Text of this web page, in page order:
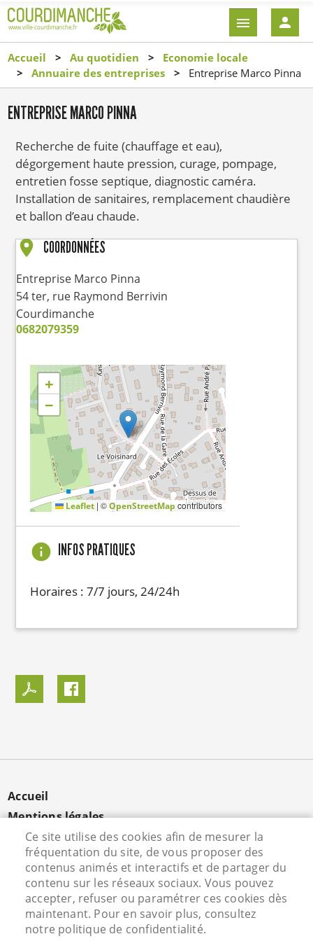
contenu
principal
EN-
TÊTE
Accueil Au quotidien
Economie locale
Annuaire des entreprises
Entreprise Marco Pinna
ENTREPRISE MARCO PINNA
Recherche de fuite (chauffage et eau),
dégorgement haute pression, curage, pompage,
entretien fosse septique, diagnostic caméra.
Installation de sanitaires, remplacement chaudière
et ballon d’eau chaude.
COORDONNÉES
Entreprise Marco Pinna
54 ter, rue Raymond Berrivin
Courdimanche
0682079359
+
−
Leaflet | ©OpenStreetMap contributors
INFOS PRATIQUES
Horaires : 7/7 jours, 24/24h
MENU
PIED
PAGE
Accueil
Mentions légales
Données personnelles
Cookies
Contact
S'identifier
Ce site utilise des cookies afin de mesurer la
fréquentation du site, de vous proposer des
contenus animés et interactifs et de partager du
contenu sur les réseaux sociaux. Vous pouvez
accepter, refuser ou paramétrer ces cookies dès
maintenant. Pour en savoir plus, consultez
notre politique de confidentialité.